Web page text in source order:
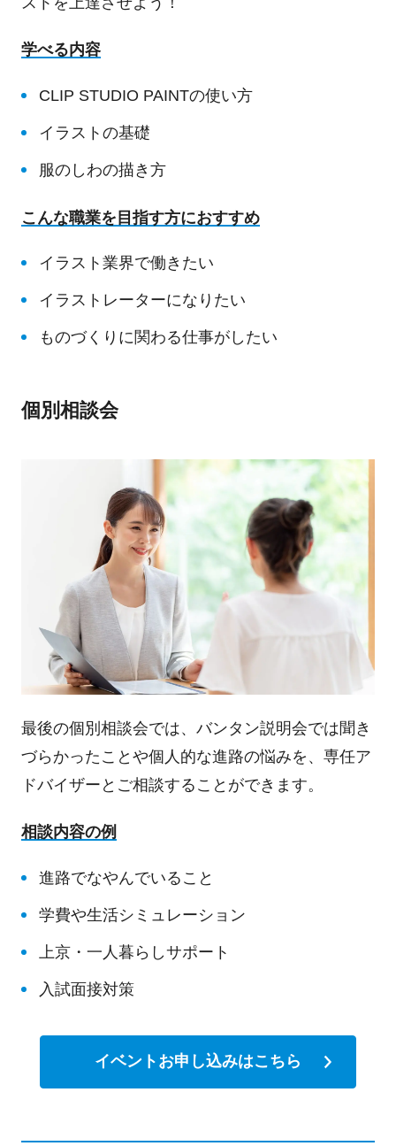
学べる内容
CLIP STUDIO PAINTの使い方
イラストの基礎
服のしわの描き方
こんな職業を目指す方におすすめ
イラスト業界で働きたい
イラストレーターになりたい
ものづくりに関わる仕事がしたい
個別相談会
最後の個別相談会では、バンタン説明会では聞き
づらかったことや個人的な進路の悩みを、専任ア
ドバイザーとご相談することができます。
相談内容の例
進路でなやんでいること
学費や生活シミュレーション
上京・一人暮らしサポート
入試面接対策
イベントお申し込みはこちら